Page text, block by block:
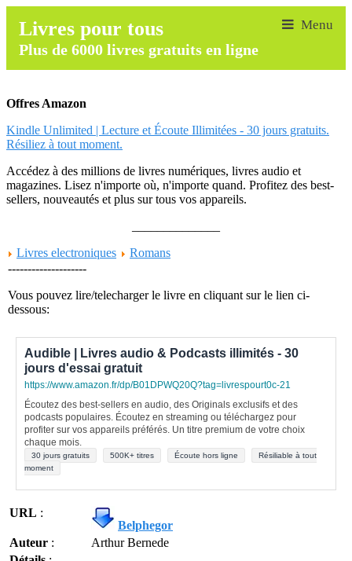
Livres pour tous
Plus de 6000 livres gratuits en ligne
Offres Amazon
Kindle Unlimited | Lecture et Écoute Illimitées - 30 jours gratuits.
Résiliez à tout moment.
Accédez à des millions de livres numériques, livres audio et
magazines. Lisez n'importe où, n'importe quand. Profitez des best-
sellers, nouveautés et plus sur tous vos appareils.
Livres electroniques
Romans
--------------------
Vous pouvez lire/telecharger le livre en cliquant sur le lien ci-
dessous:
Audible | Livres audio & Podcasts illimités - 30
jours d'essai gratuit
https://www.amazon.fr/dp/B01DPWQ20Q?tag=livrespourt0c-21
Écoutez des best-sellers en audio, des Originals exclusifs et des
podcasts populaires. Écoutez en streaming ou téléchargez pour
profiter sur vos appareils préférés. Un titre premium de votre choix
chaque mois.
30 jours gratuits 500K+ titres Écoute hors ligne
Résiliable à tout
moment
URL :
Belphegor
Auteur :
Arthur Bernede